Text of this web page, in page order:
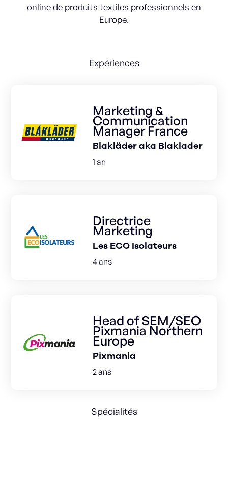
online de produits textiles professionnels en
Europe.
Expériences
Marketing &
Communication
Manager France
Blakläder aka Blaklader
1 an
Directrice
Marketing
Les ECO Isolateurs
4 ans
Head of SEM/SEO
Pixmania Northern
Europe
Pixmania
2 ans
Spécialités